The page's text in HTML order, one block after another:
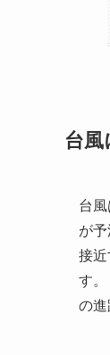
台
台
が
接
す
の進